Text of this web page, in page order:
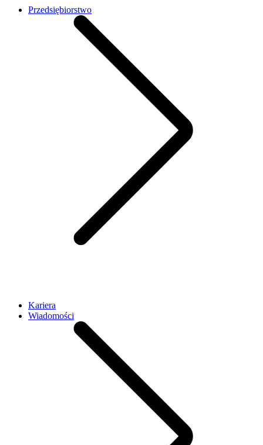
Przedsiębiorstwo
Kariera
Wiadomości